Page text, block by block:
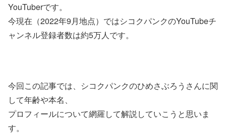
YouTuberです。
今現在（2022年9月地点）ではシコクパンクのYouTubeチ
ャンネル登録者数は約5万人です。
今回この記事では、シコクパンクのひめさぶろうさんに関
して年齢や本名、
プロフィールについて網羅して解説していこうと思いま
す。